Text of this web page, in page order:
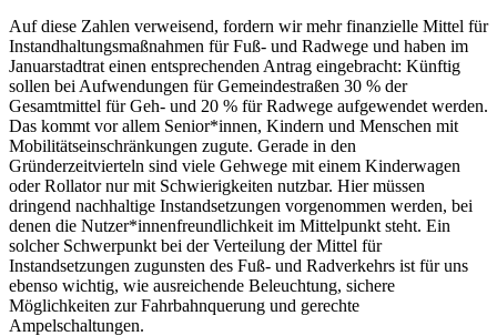
Auf diese Zahlen verweisend, fordern wir mehr finanzielle Mittel für
Instandhaltungsmaßnahmen für Fuß- und Radwege und haben im
Januarstadtrat einen entsprechenden Antrag eingebracht: Künftig
sollen bei Aufwendungen für Gemeindestraßen 30 % der
Gesamtmittel für Geh- und 20 % für Radwege aufgewendet werden.
Das kommt vor allem Senior*innen, Kindern und Menschen mit
Mobilitätseinschränkungen zugute. Gerade in den
Gründerzeitvierteln sind viele Gehwege mit einem Kinderwagen
oder Rollator nur mit Schwierigkeiten nutzbar. Hier müssen
dringend nachhaltige Instandsetzungen vorgenommen werden, bei
denen die Nutzer*innenfreundlichkeit im Mittelpunkt steht. Ein
solcher Schwerpunkt bei der Verteilung der Mittel für
Instandsetzungen zugunsten des Fuß- und Radverkehrs ist für uns
ebenso wichtig, wie ausreichende Beleuchtung, sichere
Möglichkeiten zur Fahrbahnquerung und gerechte
Ampelschaltungen.